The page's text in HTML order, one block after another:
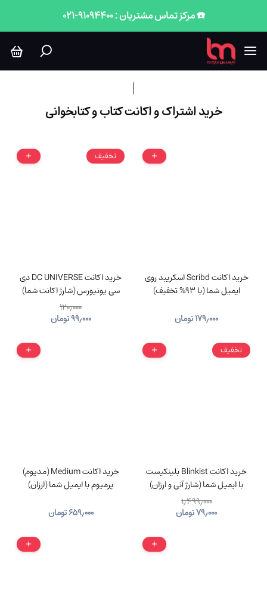
☎️ مرکز تماس مشتریان : 91094400-021
خرید اشتراک و اکانت کتاب و کتابخوانی
خرید اکانت Scribd اسکریبد روی
ایمیل شما (با 93% تخفیف)
۱۷۹٫۰۰۰تومان
تخفیف
خرید اکانت DC UNIVERSE دی
سی یونیورس (شارژ اکانت شما)
۱۲۰٫۰۰۰
۹۹٫۰۰۰تومان
تخفیف
خرید اکانت Blinkist بلینکیست
با ایمیل شما (شارژ آنی و ارزان)
۱٫۴۹۹٫۰۰۰
۷۹٫۰۰۰تومان
خرید اکانت Medium (مدیوم)
پرمیوم با ایمیل شما (ارزان)
۶۵۹٫۰۰۰تومان